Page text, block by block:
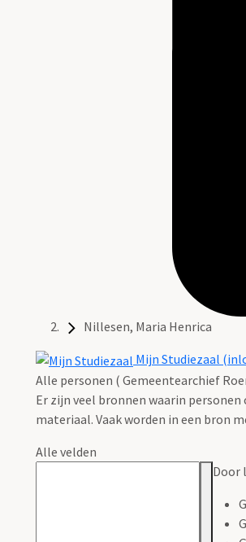
Nillesen, Maria Henrica
Mijn Studiezaal
Alle personen ( Gemeentearchief
Er zijn veel bronnen waarin
materiaal. Vaak worden in een bron
Alle velden
Door